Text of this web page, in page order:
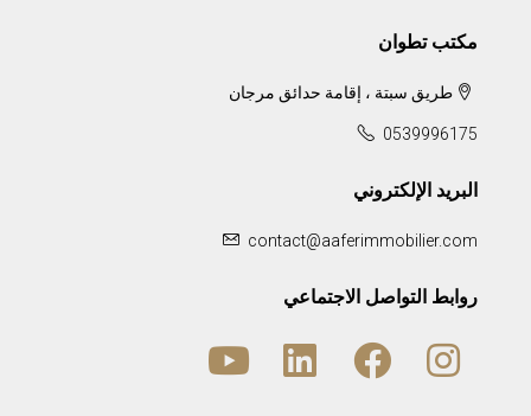
مكتب تطوان
طريق سبتة ، إقامة حدائق مرجان
0539996175
البريد الإلكتروني
contact@aaferimmobilier.com
روابط التواصل الاجتماعي